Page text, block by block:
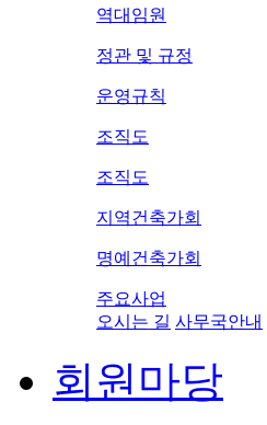
역대임원
정관 및 규정
운영규칙
조직도
조직도
지역건축가회
명예건축가회
주요사업
오시는 길 사무국안내
회원마당